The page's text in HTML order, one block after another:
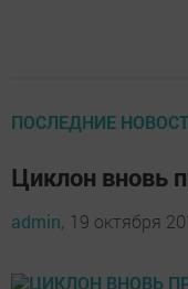
ПОСЛЕДНИЕ
Циклон вновь
admin, 19 октября